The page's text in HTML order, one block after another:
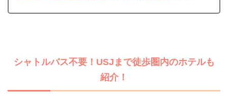
シャトルバス不要！USJまで徒歩圏内のホテルも
紹介！